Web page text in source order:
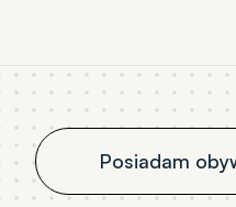
Posiadam